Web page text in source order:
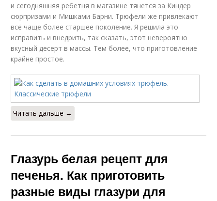
и сегодняшняя ребетня в магазине тянется за Киндер
сюрпризами и Мишками Барни. Трюфели же привлекают
всё чаще более старшее поколение. Я решила это
исправить и внедрить, так сказать, этот невероятно
вкусный десерт в массы. Тем более, что приготовление
крайне простое.
Читать дальше →
Глазурь белая рецепт для
печенья. Как приготовить
разные виды глазури для